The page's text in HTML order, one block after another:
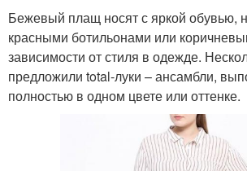
Бежевый плащ носят с яркой обувью,
красными ботильонами или
зависимости от стиля в одежде.
предложили total-луки – ансамбли,
полностью в одном цвете или оттенке.